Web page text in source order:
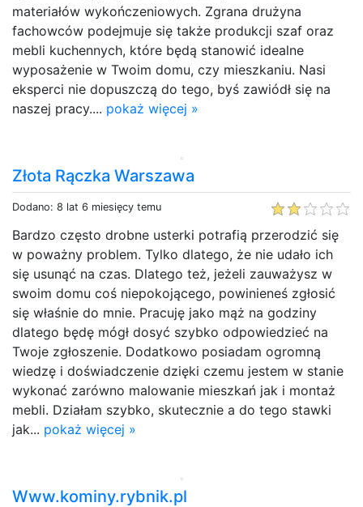
materiałów wykończeniowych. Zgrana drużyna
fachowców podejmuje się także produkcji szaf oraz
mebli kuchennych, które będą stanowić idealne
wyposażenie w Twoim domu, czy mieszkaniu. Nasi
eksperci nie dopuszczą do tego, byś zawiódł się na
naszej pracy.... pokaż więcej »
Złota Rączka Warszawa
Dodano: 8 lat 6 miesięcy temu
Bardzo często drobne usterki potrafią przerodzić się
w poważny problem. Tylko dlatego, że nie udało ich
się usunąć na czas. Dlatego też, jeżeli zauważysz w
swoim domu coś niepokojącego, powinieneś zgłosić
się właśnie do mnie. Pracuję jako mąż na godziny
dlatego będę mógł dosyć szybko odpowiedzieć na
Twoje zgłoszenie. Dodatkowo posiadam ogromną
wiedzę i doświadczenie dzięki czemu jestem w stanie
wykonać zarówno malowanie mieszkań jak i montaż
mebli. Działam szybko, skutecznie a do tego stawki
jak... pokaż więcej »
Www.kominy.rybnik.pl